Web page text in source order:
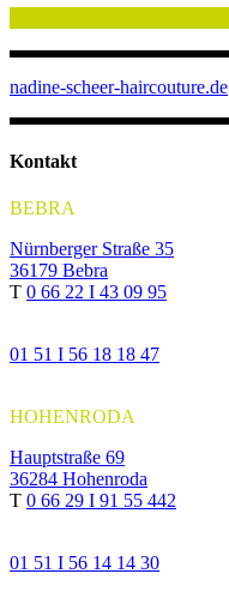
nadine-scheer-haircouture.de
Kontakt
BEBRA
Nürnberger Straße 35
36179 Bebra
T 0 66 22 I 43 09 95
01 51 I 56 18 18 47
HOHENRODA
Hauptstraße 69
36284 Hohenroda
T 0 66 29 I 91 55 442
01 51 I 56 14 14 30